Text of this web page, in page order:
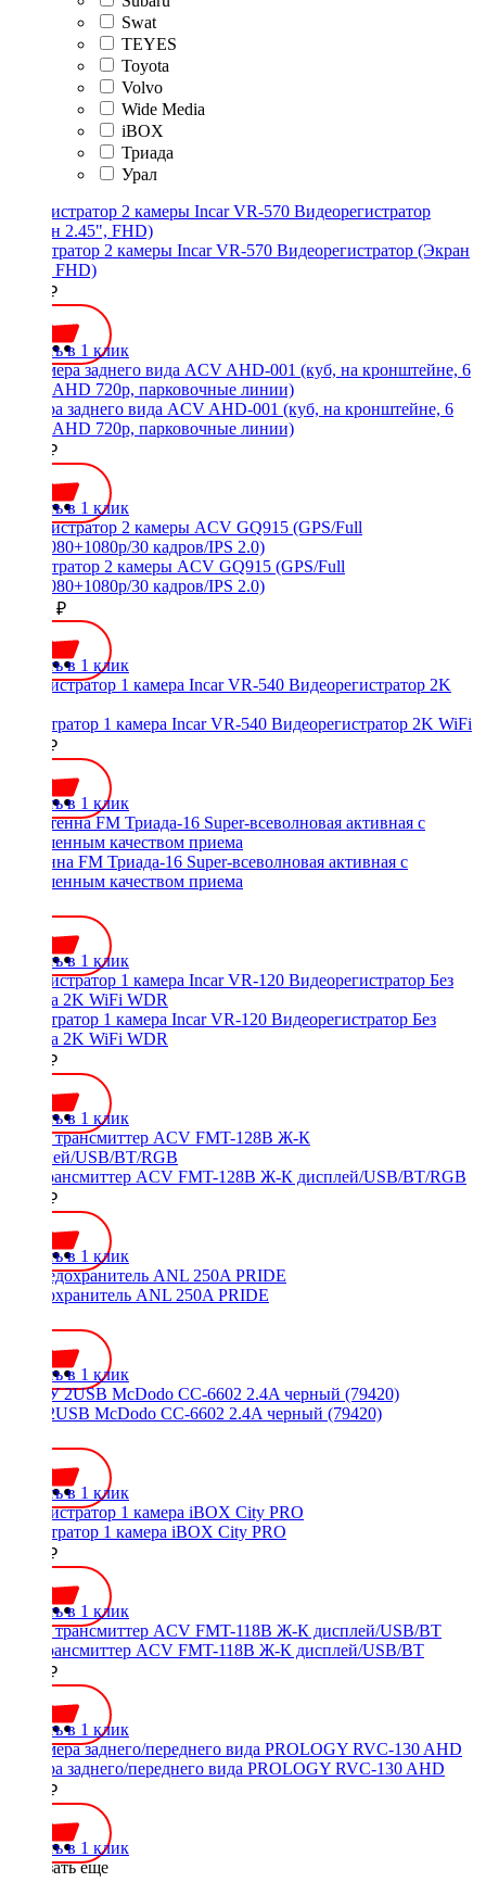
Swat
TEYES
Toyota
Volvo
Wide Media
iBOX
Триада
Урал
Регистратор 2 камеры Incar VR-570 Видеорегистратор (Экран
2.45", FHD)
7000 ₽
Купить в 1 клик
Камера заднего вида ACV AHD-001 (куб, на кронштейне, 6
линз, AHD 720p, парковочные линии)
2500 ₽
Купить в 1 клик
Регистратор 2 камеры ACV GQ915 (GPS/Full
HD/1080+1080p/30 кадров/IPS 2.0)
13990 ₽
Купить в 1 клик
регистратор 1 камера Incar VR-540 Видеорегистратор 2K WiFi
7490 ₽
Купить в 1 клик
Антенна FM Триада-16 Super-всеволновая активная с
улучшенным качеством приема
Купить в 1 клик
регистратор 1 камера Incar VR-120 Видеорегистратор Без
экрана 2K WiFi WDR
6690 ₽
Купить в 1 клик
FM трансмиттер ACV FMT-128B Ж-К дисплей/USB/BT/RGB
1150 ₽
Купить в 1 клик
Предохранитель ANL 250A PRIDE
Купить в 1 клик
АЗУ 2USB McDodo CC-6602 2.4A черный (79420)
Купить в 1 клик
регистратор 1 камера iBOX City PRO
7590 ₽
Купить в 1 клик
FM трансмиттер ACV FMT-118B Ж-К дисплей/USB/BT
1000 ₽
Купить в 1 клик
Камера заднего/переднего вида PROLOGY RVC-130 AHD
1990 ₽
Купить в 1 клик
Показать еще